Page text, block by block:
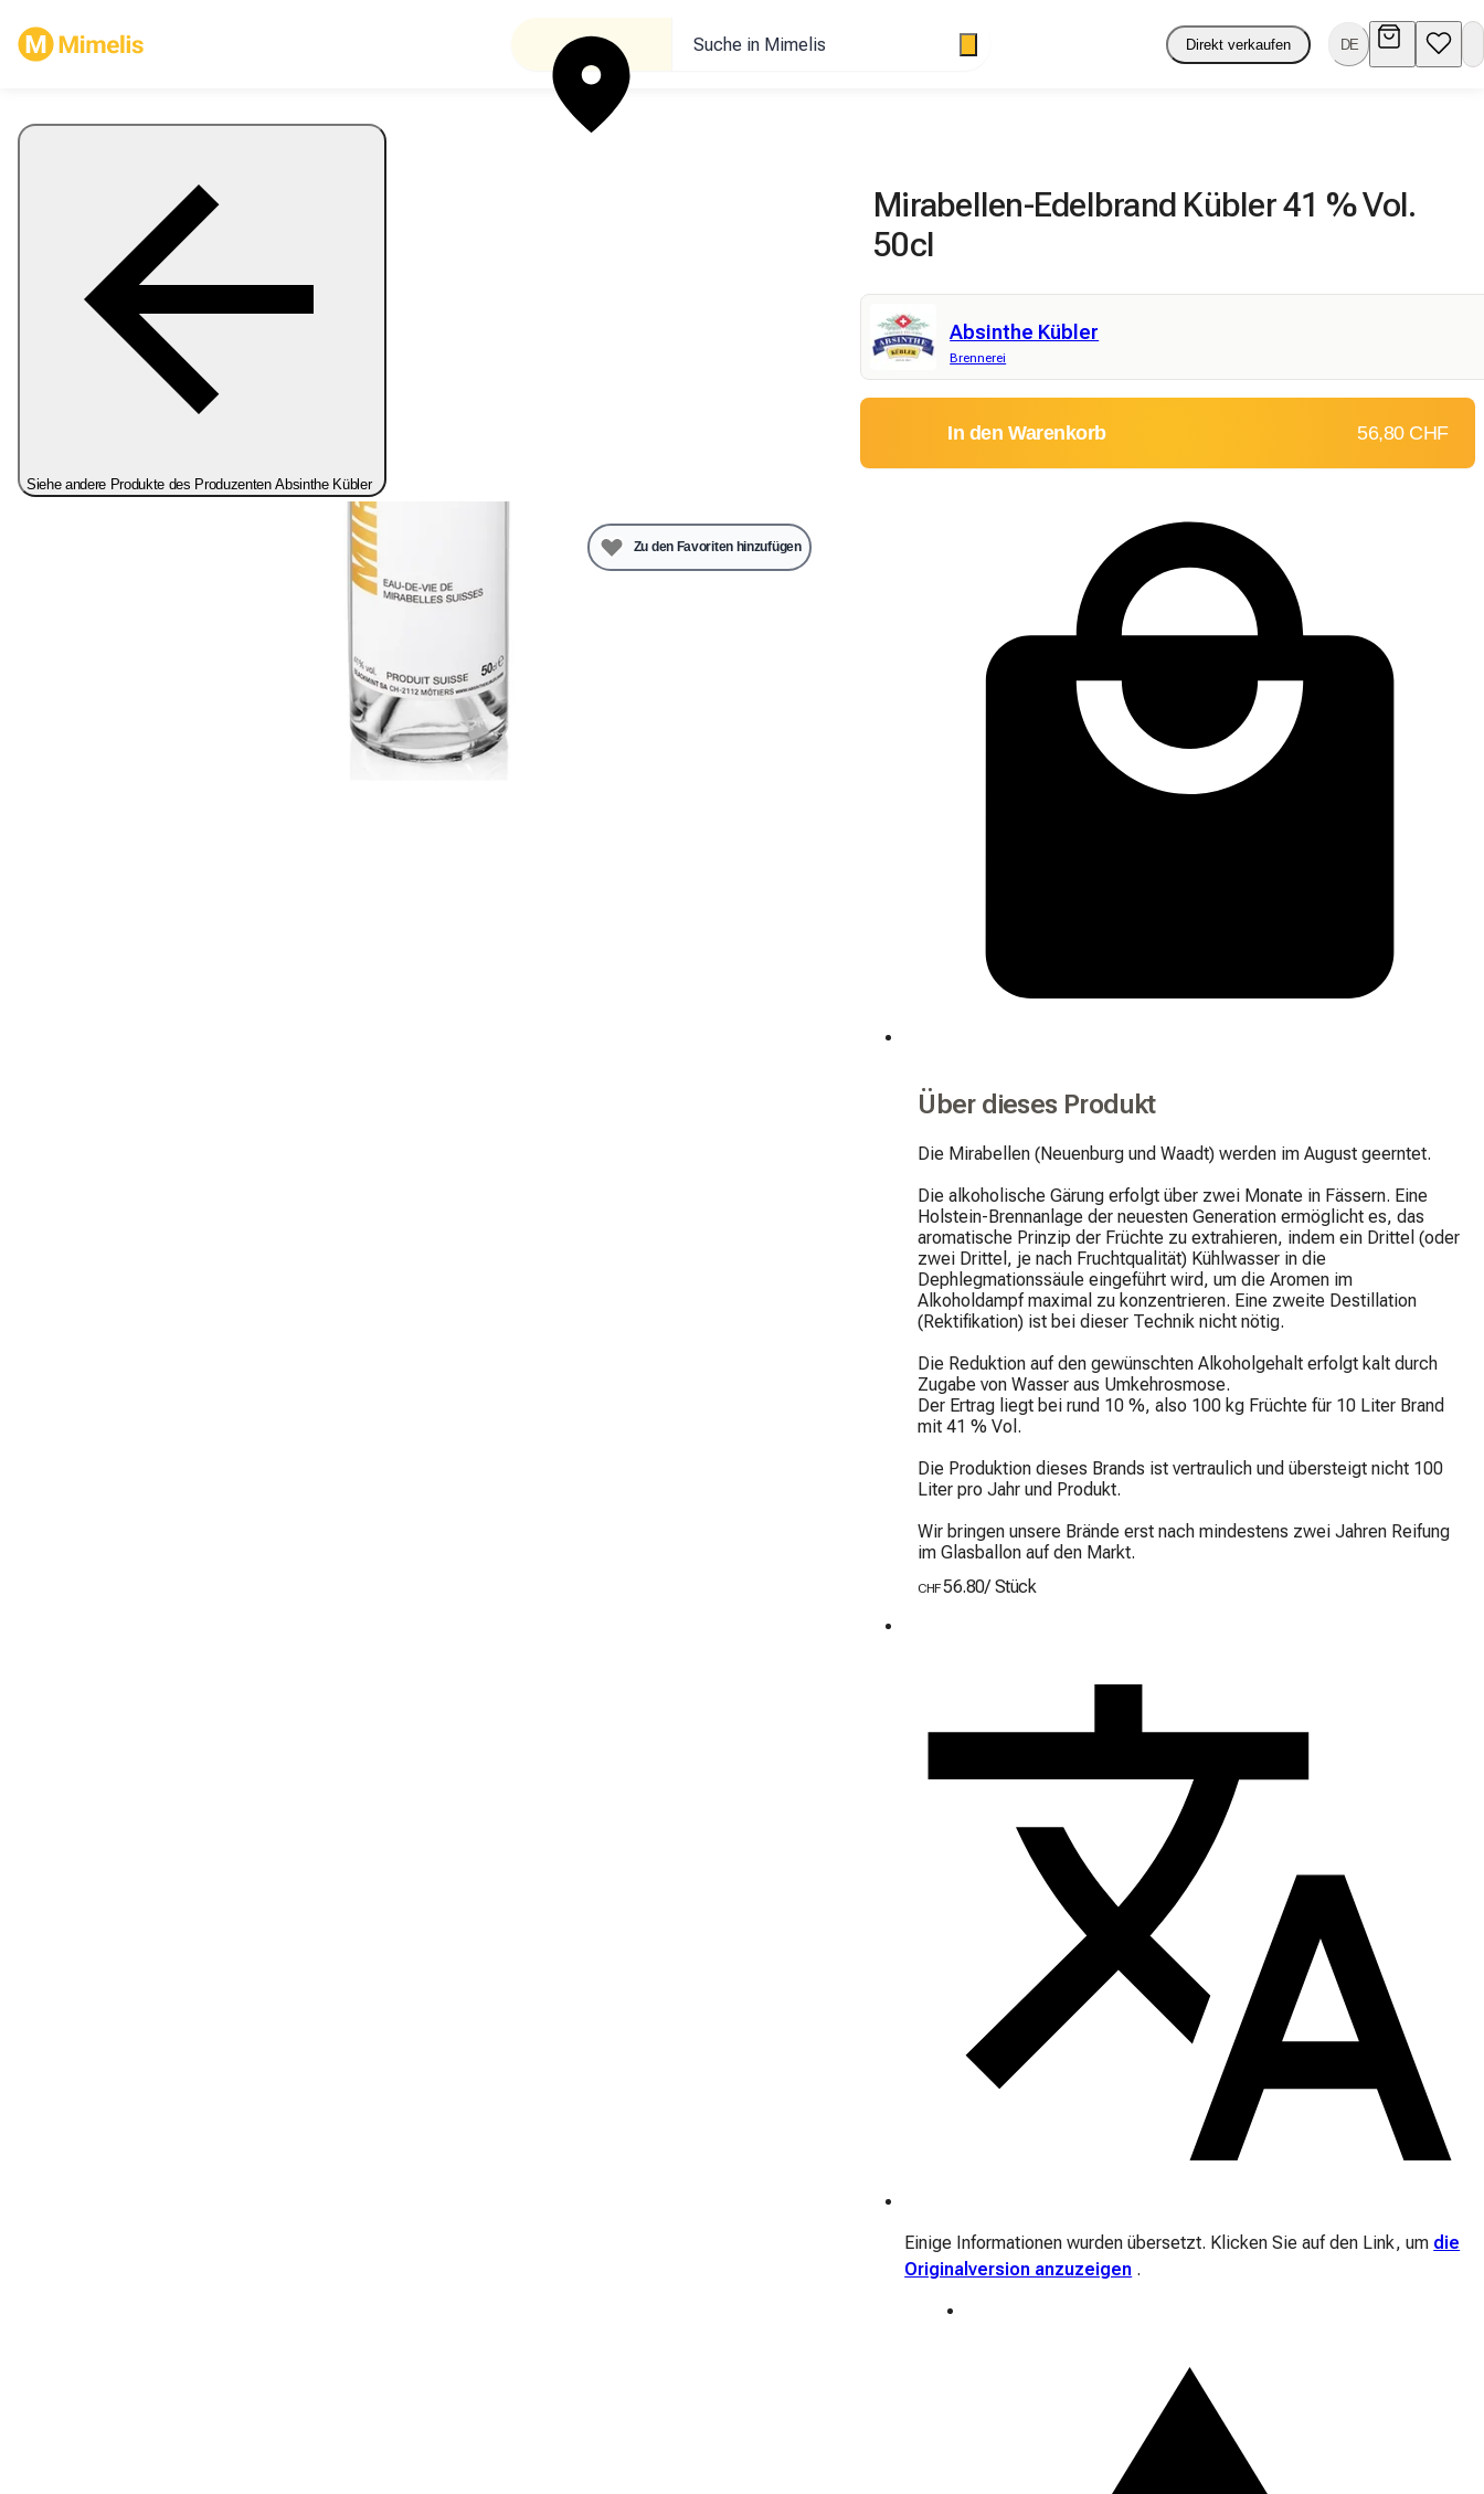
Suche in Mimelis Direkt verkaufen DE
Siehe andere Produkte des Produzenten Absinthe Kübler
Zu den Favoriten hinzufügen
Mirabellen-Edelbrand Kübler 41 % Vol.
50cl
Absinthe Kübler
Brennerei
In den Warenkorb 56,80 CHF
Über dieses Produkt
Die Mirabellen (Neuenburg und Waadt) werden im August geerntet.
Die alkoholische Gärung erfolgt über zwei Monate in Fässern. Eine
Holstein-Brennanlage der neuesten Generation ermöglicht es, das
aromatische Prinzip der Früchte zu extrahieren, indem ein Drittel (oder
zwei Drittel, je nach Fruchtqualität) Kühlwasser in die
Dephlegmationssäule eingeführt wird, um die Aromen im
Alkoholdampf maximal zu konzentrieren. Eine zweite Destillation
(Rektifikation) ist bei dieser Technik nicht nötig.
Die Reduktion auf den gewünschten Alkoholgehalt erfolgt kalt durch
Zugabe von Wasser aus Umkehrosmose.
Der Ertrag liegt bei rund 10 %, also 100 kg Früchte für 10 Liter Brand
mit 41 % Vol.
Die Produktion dieses Brands ist vertraulich und übersteigt nicht 100
Liter pro Jahr und Produkt.
Wir bringen unsere Brände erst nach mindestens zwei Jahren Reifung
im Glasballon auf den Markt.
CHF56.80/ Stück
Einige Informationen wurden übersetzt. Klicken Sie auf den Link, um die
Originalversion anzuzeigen .